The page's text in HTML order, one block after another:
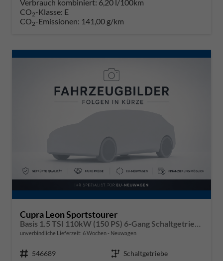
Verbrauch kombiniert: 6,20 l/100km
CO2-Klasse: E
CO2-Emissionen: 141,00 g/km
Cupra Leon Sportstourer
unverbindliche Lieferzeit: 6 Wochen Neuwagen
Fahrzeugnr. 546689 Getriebe Schaltgetriebe